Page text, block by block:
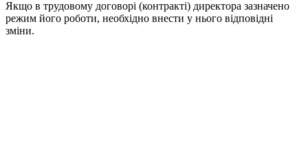
Якщо в трудовому договорі (контракті) директора зазначено
режим його роботи, необхідно внести у нього відповідні
зміни.